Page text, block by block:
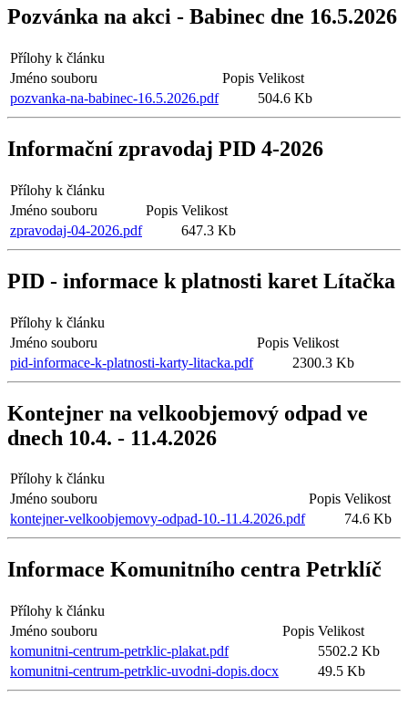
Pozvánka na akci - Babinec dne 16.5.2026
Přílohy k článku
Jméno souboru
Popis Velikost
pozvanka-na-babinec-16.5.2026.pdf
504.6 Kb
Informační zpravodaj PID 4-2026
Přílohy k článku
Jméno souboru
Popis Velikost
zpravodaj-04-2026.pdf
647.3 Kb
PID - informace k platnosti karet Lítačka
Přílohy k článku
Jméno souboru
Popis Velikost
pid-informace-k-platnosti-karty-litacka.pdf
2300.3 Kb
Kontejner na velkoobjemový odpad ve
dnech 10.4. - 11.4.2026
Přílohy k článku
Jméno souboru
Popis Velikost
kontejner-velkoobjemovy-odpad-10.-11.4.2026.pdf
74.6 Kb
Informace Komunitního centra Petrklíč
Přílohy k článku
Jméno souboru
Popis Velikost
komunitni-centrum-petrklic-plakat.pdf
5502.2 Kb
komunitni-centrum-petrklic-uvodni-dopis.docx
49.5 Kb